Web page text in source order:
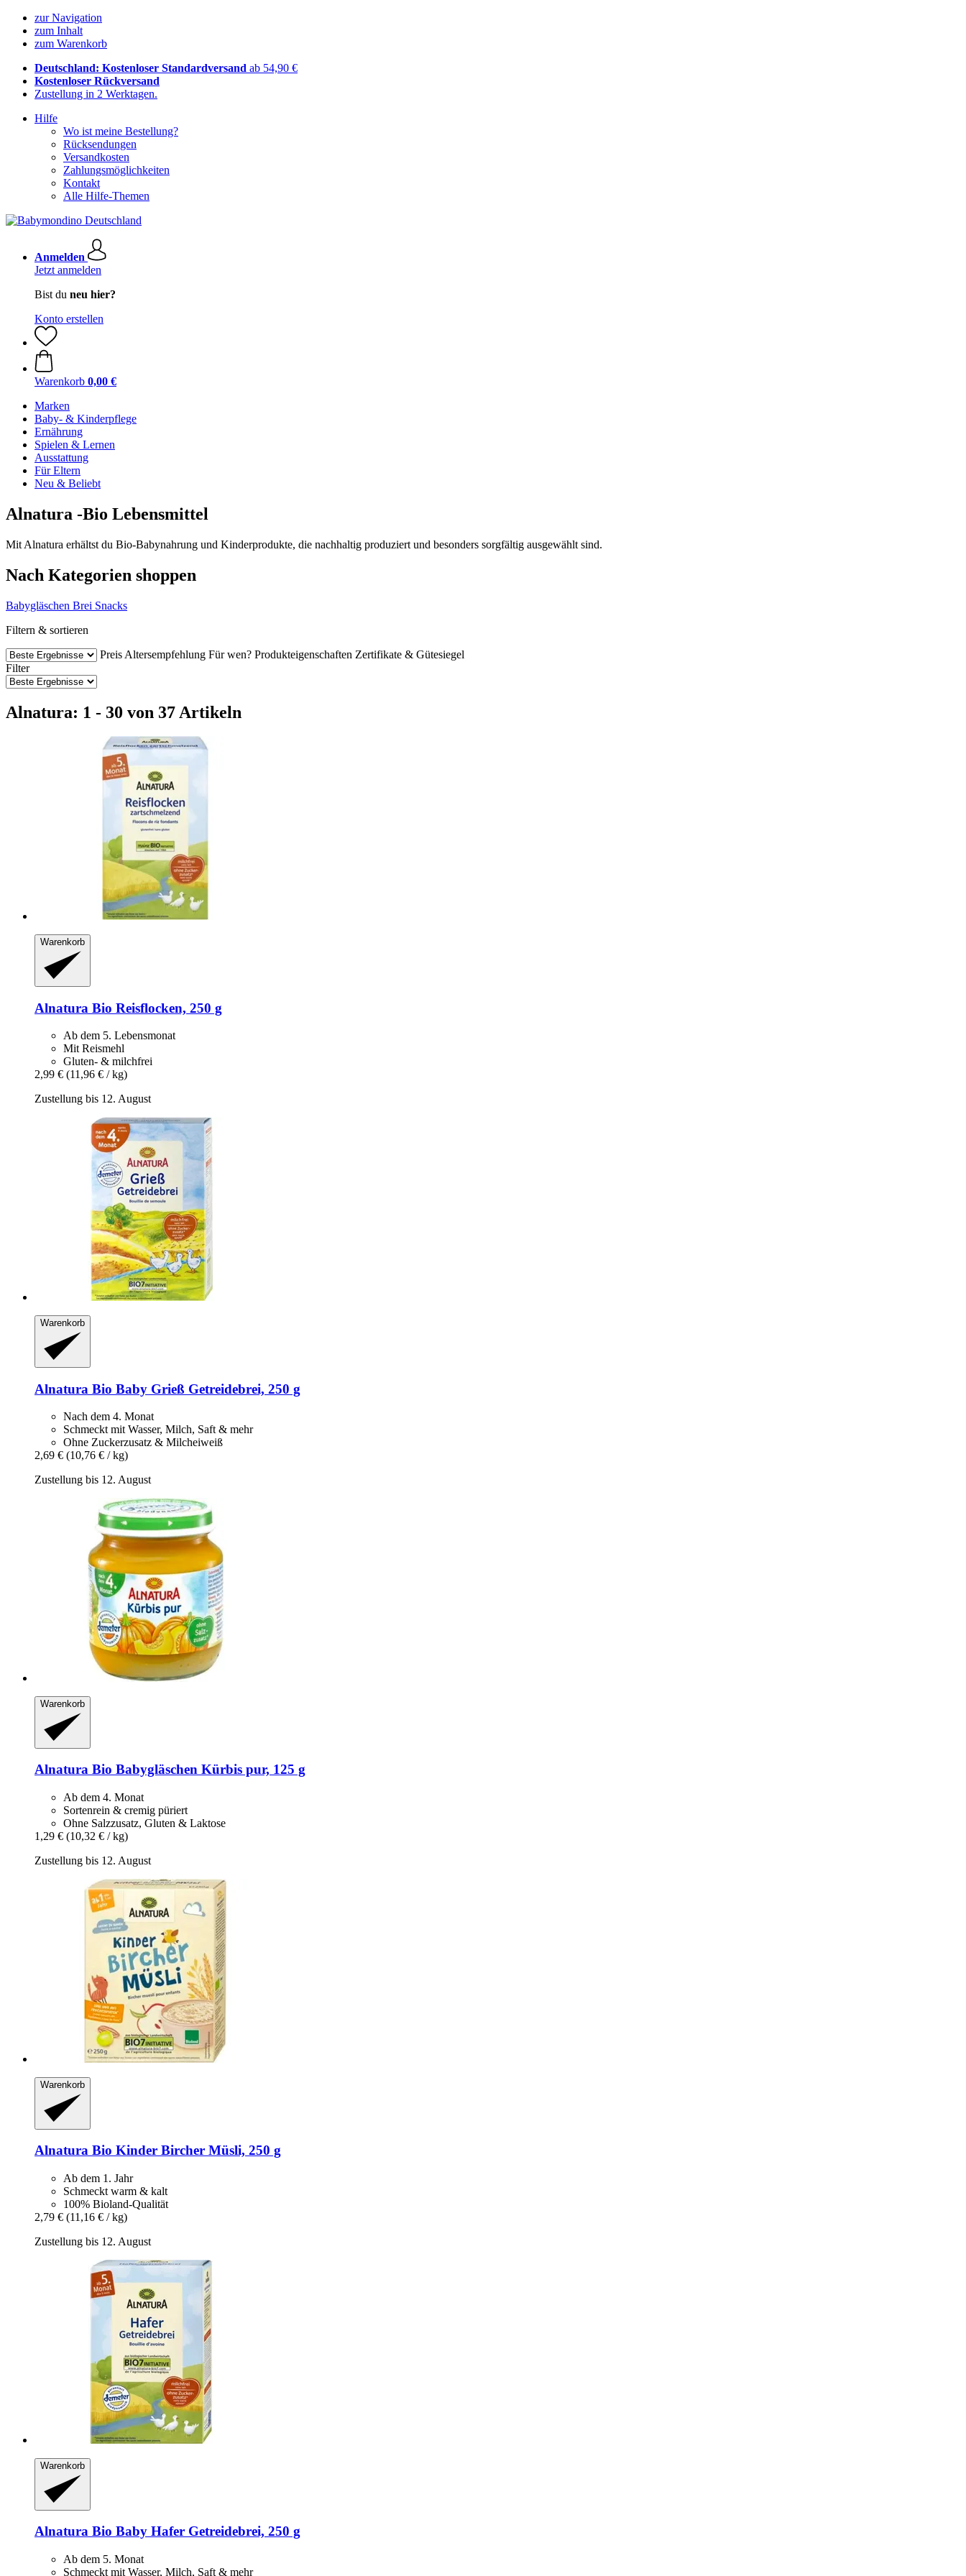
zur Navigation
zum Inhalt
zum Warenkorb
Deutschland: Kostenloser Standardversand ab 54,90 €
Kostenloser Rückversand
Zustellung in 2 Werktagen.
Hilfe
Wo ist meine Bestellung?
Rücksendungen
Versandkosten
Zahlungsmöglichkeiten
Kontakt
Alle Hilfe-Themen
Anmelden
Jetzt anmelden
Bist du neu hier?
Konto erstellen
Warenkorb 0,00 €
Marken
Baby- & Kinderpflege
Ernährung
Spielen & Lernen
Ausstattung
Für Eltern
Neu & Beliebt
Alnatura -Bio Lebensmittel
Mit Alnatura erhältst du Bio-Babynahrung und Kinderprodukte, die nachhaltig produziert und besonders sorgfältig ausgewählt sind.
Nach Kategorien shoppen
Babygläschen Brei Snacks
Filtern & sortieren
Preis Altersempfehlung Für wen? Produkteigenschaften Zertifikate & Gütesiegel
Filter
Alnatura: 1 - 30 von 37 Artikeln
Warenkorb
Alnatura Bio Reisflocken, 250 g
Ab dem 5. Lebensmonat
Mit Reismehl
Gluten- & milchfrei
2,99 € (11,96 € / kg)
Zustellung bis 12. August
Warenkorb
Alnatura Bio Baby Grieß Getreidebrei, 250 g
Nach dem 4. Monat
Schmeckt mit Wasser, Milch, Saft & mehr
Ohne Zuckerzusatz & Milcheiweiß
2,69 € (10,76 € / kg)
Zustellung bis 12. August
Warenkorb
Alnatura Bio Babygläschen Kürbis pur, 125 g
Ab dem 4. Monat
Sortenrein & cremig püriert
Ohne Salzzusatz, Gluten & Laktose
1,29 € (10,32 € / kg)
Zustellung bis 12. August
Warenkorb
Alnatura Bio Kinder Bircher Müsli, 250 g
Ab dem 1. Jahr
Schmeckt warm & kalt
100% Bioland-Qualität
2,79 € (11,16 € / kg)
Zustellung bis 12. August
Warenkorb
Alnatura Bio Baby Hafer Getreidebrei, 250 g
Ab dem 5. Monat
Schmeckt mit Wasser, Milch, Saft & mehr